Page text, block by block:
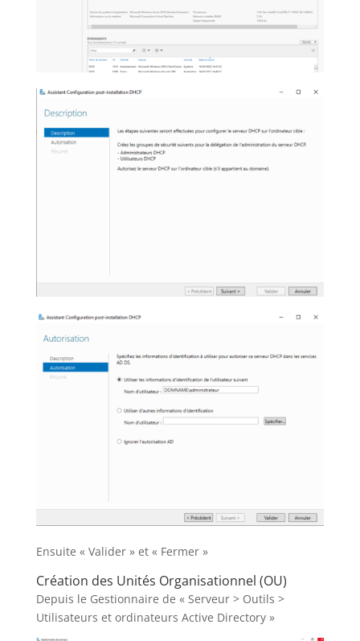
Ensuite « Valider » et « Fermer »
Création des Unités Organisationnel (OU)
Depuis le Gestionnaire de « Serveur > Outils >
Utilisateurs et ordinateurs Active Directory »